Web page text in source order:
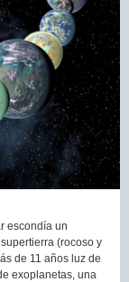
escondía un
(rocoso y
de 11 años luz de
exoplanetas, una